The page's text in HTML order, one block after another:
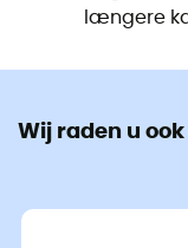
længere
Wij raden u